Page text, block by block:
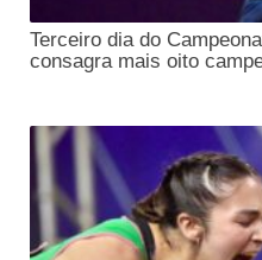
Terceiro dia do
consagra mais oito